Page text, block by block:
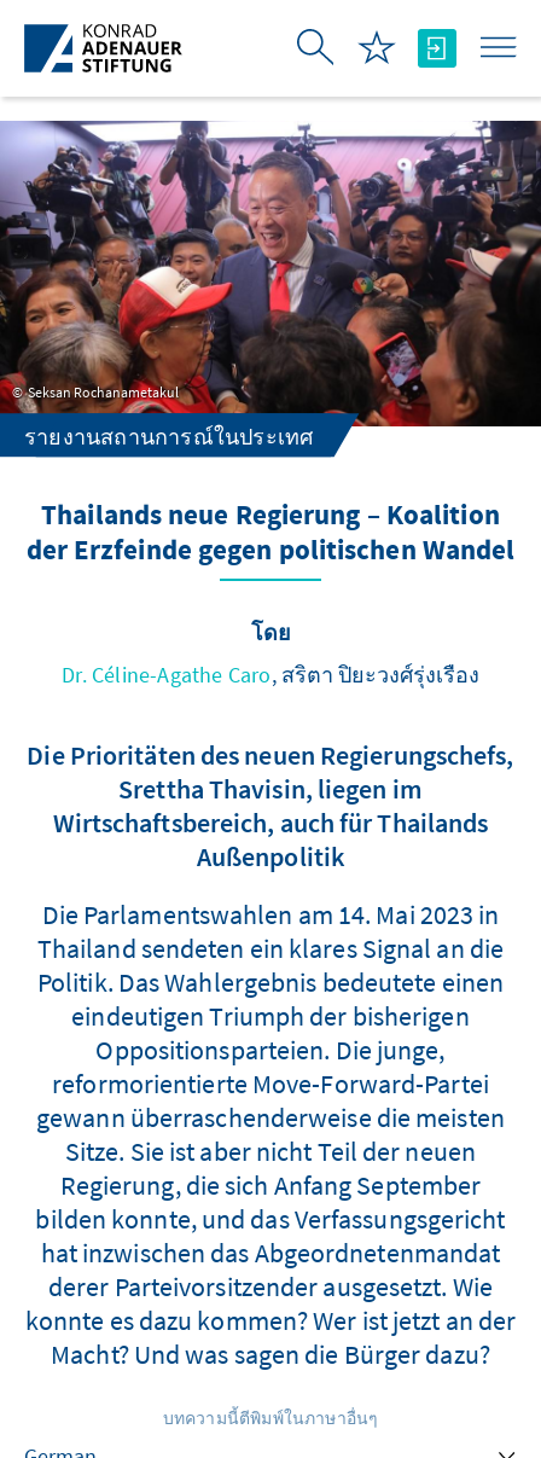
Skip to Main Content
Seksan Rochanametakul
รายงานสถานการณ์ในประเทศ
Thailands neue Regierung – Koalition
der Erzfeinde gegen politischen Wandel
โดย
Dr. Céline-Agathe Caro, สริตา ปิยะวงศ์รุ่งเรือง
Die Prioritäten des neuen Regierungschefs,
Srettha Thavisin, liegen im
Wirtschaftsbereich, auch für Thailands
Außenpolitik
Die Parlamentswahlen am 14. Mai 2023 in
Thailand sendeten ein klares Signal an die
Politik. Das Wahlergebnis bedeutete einen
eindeutigen Triumph der bisherigen
Oppositionsparteien. Die junge,
reformorientierte Move-Forward-Partei
gewann überraschenderweise die meisten
Sitze. Sie ist aber nicht Teil der neuen
Regierung, die sich Anfang September
bilden konnte, und das Verfassungsgericht
hat inzwischen das Abgeordnetenmandat
derer Parteivorsitzender ausgesetzt. Wie
konnte es dazu kommen? Wer ist jetzt an der
Macht? Und was sagen die Bürger dazu?
บทความนี้ตีพิมพ์ในภาษาอื่นๆ